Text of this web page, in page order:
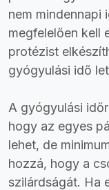
nem mindennapi
megfelelően kell
protézist
gyógyulási idő
A gyógyulási
hogy az egyes
lehet, de
hozzá, hogy a
szilárdságát. Ha